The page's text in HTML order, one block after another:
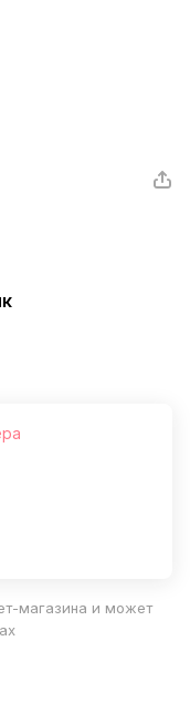
магазина и может